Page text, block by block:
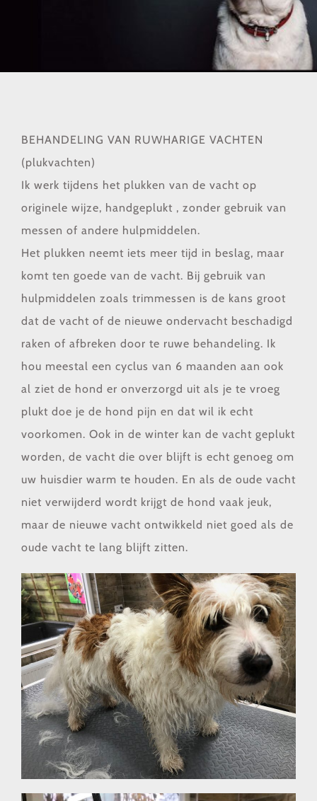
BEHANDELING VAN RUWHARIGE VACHTEN
(plukvachten)
Ik werk tijdens het plukken van de vacht op
originele wijze, handgeplukt , zonder gebruik van
messen of andere hulpmiddelen.
Het plukken neemt iets meer tijd in beslag, maar
komt ten goede van de vacht. Bij gebruik van
hulpmiddelen zoals trimmessen is de kans groot
dat de vacht of de nieuwe ondervacht beschadigd
raken of afbreken door te ruwe behandeling. Ik
hou meestal een cyclus van 6 maanden aan ook
al ziet de hond er onverzorgd uit als je te vroeg
plukt doe je de hond pijn en dat wil ik echt
voorkomen. Ook in de winter kan de vacht geplukt
worden, de vacht die over blijft is echt genoeg om
uw huisdier warm te houden. En als de oude vacht
niet verwijderd wordt krijgt de hond vaak jeuk,
maar de nieuwe vacht ontwikkeld niet goed als de
oude vacht te lang blijft zitten.